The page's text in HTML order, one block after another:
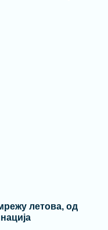
летова, од